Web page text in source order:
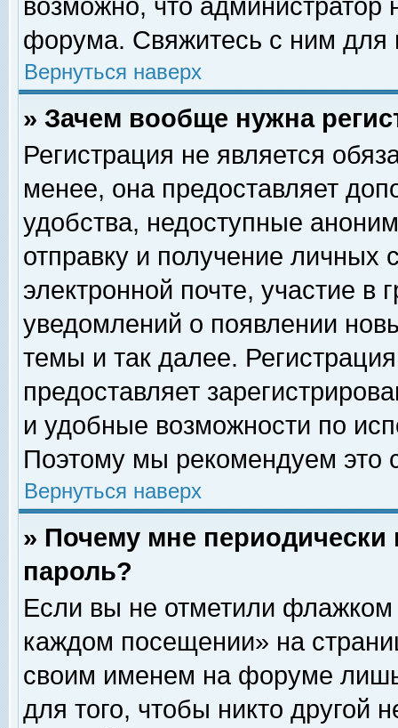
возможно, что
форума. Свяжитесь с ним для
Вернуться наверх
» Зачем вообще нужна
Регистрация не является
менее, она предоставляет
удобства, недоступные
отправку и получение личных
электронной почте, участие в
уведомлений о появлении
темы и так далее.
предоставляет
и удобные возможности по
Поэтому мы рекомендуем это
Вернуться наверх
» Почему мне
пароль?
Если вы не отметили флажком
каждом посещении» на
своим именем на форуме
для того, чтобы никто другой